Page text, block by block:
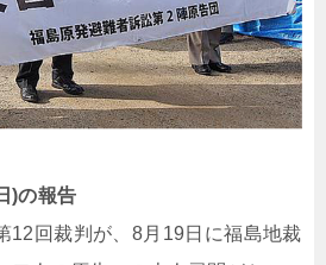
)の報告
12回裁判が、8月19日に福島地裁